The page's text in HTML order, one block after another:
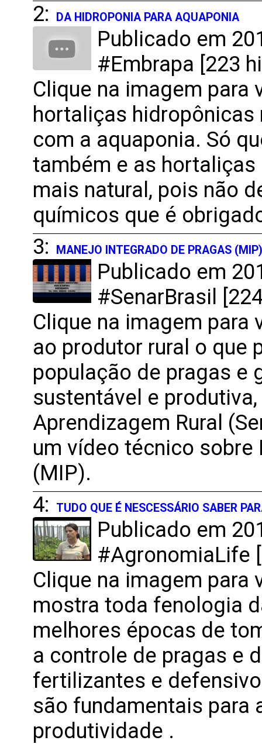
2:
DA HIDROPONIA PARA AQUAPONIA
Publicado em
#Embrapa [223
Clique na imagem para
hortaliças
com a aquaponia. Só
também e as
mais natural, pois não
químicos que é
3:
MANEJO INTEGRADO DE PRAGAS
Publicado em
#SenarBrasil
Clique na imagem para
ao produtor rural o que
população de pragas e
sustentável e
Aprendizagem Rural
um vídeo técnico
(MIP).
4:
TUDO QUE É NESCESSÁRIO SABER
Publicado em
#AgronomiaLife
Clique na imagem para
mostra toda fenologia
melhores épocas de
a controle de pragas e
fertilizantes e
são fundamentais para
produtividade .